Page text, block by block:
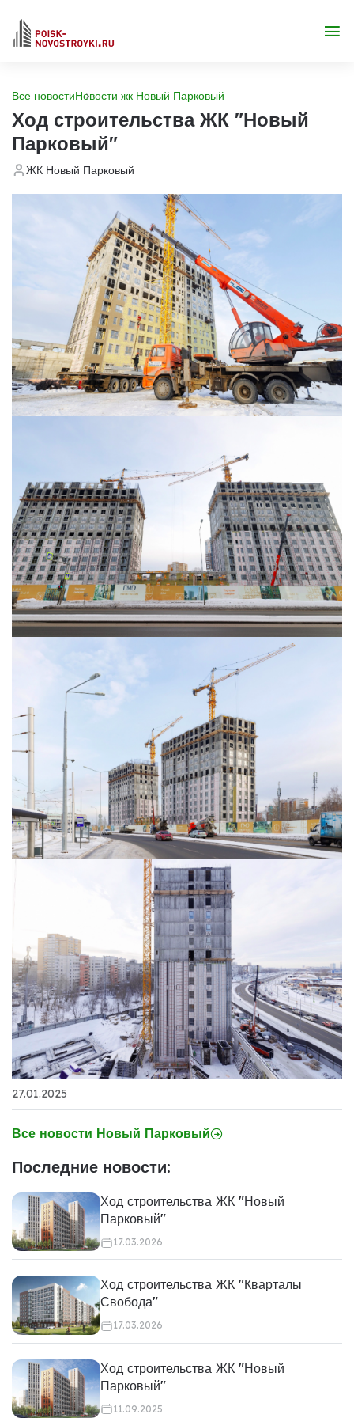
Все новостиНовости жк Новый Парковый
Ход строительства ЖК "Новый
Парковый"
ЖК Новый Парковый
27.01.2025
Все новости Новый Парковый
Последние новости:
Ход строительства ЖК "Новый
Парковый"
17.03.2026
Ход строительства ЖК "Кварталы
Свобода"
17.03.2026
Ход строительства ЖК "Новый
Парковый"
11.09.2025